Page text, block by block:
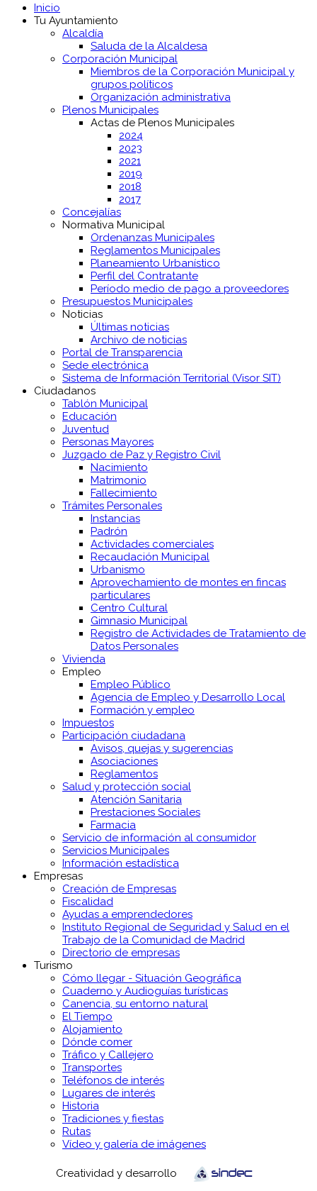
Inicio
Tu Ayuntamiento
Alcaldía
Saluda de la Alcaldesa
Corporación Municipal
Miembros de la Corporación Municipal y
grupos políticos
Organización administrativa
Plenos Municipales
Actas de Plenos Municipales
2024
2023
2021
2019
2018
2017
Concejalías
Normativa Municipal
Ordenanzas Municipales
Reglamentos Municipales
Planeamiento Urbanístico
Perfil del Contratante
Período medio de pago a proveedores
Presupuestos Municipales
Noticias
Últimas noticias
Archivo de noticias
Portal de Transparencia
Sede electrónica
Sistema de Información Territorial (Visor SIT)
Ciudadanos
Tablón Municipal
Educación
Juventud
Personas Mayores
Juzgado de Paz y Registro Civil
Nacimiento
Matrimonio
Fallecimiento
Trámites Personales
Instancias
Padrón
Actividades comerciales
Recaudación Municipal
Urbanismo
Aprovechamiento de montes en fincas
particulares
Centro Cultural
Gimnasio Municipal
Registro de Actividades de Tratamiento de
Datos Personales
Vivienda
Empleo
Empleo Público
Agencia de Empleo y Desarrollo Local
Formación y empleo
Impuestos
Participación ciudadana
Avisos, quejas y sugerencias
Asociaciones
Reglamentos
Salud y protección social
Atención Sanitaria
Prestaciones Sociales
Farmacia
Servicio de información al consumidor
Servicios Municipales
Información estadística
Empresas
Creación de Empresas
Fiscalidad
Ayudas a emprendedores
Instituto Regional de Seguridad y Salud en el
Trabajo de la Comunidad de Madrid
Directorio de empresas
Turismo
Cómo llegar - Situación Geográfica
Cuaderno y Audioguías turísticas
Canencia, su entorno natural
El Tiempo
Alojamiento
Dónde comer
Tráfico y Callejero
Transportes
Teléfonos de interés
Lugares de interés
Historia
Tradiciones y fiestas
Rutas
Vídeo y galería de imágenes
Creatividad y desarrollo